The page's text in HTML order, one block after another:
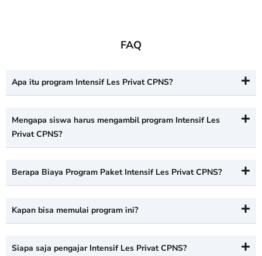
FAQ
Apa itu program Intensif Les Privat CPNS?
Mengapa siswa harus mengambil program Intensif Les
Privat CPNS?
Berapa Biaya Program Paket Intensif Les Privat CPNS?
Kapan bisa memulai program ini?
Siapa saja pengajar Intensif Les Privat CPNS?